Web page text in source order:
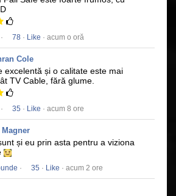
· 78 · Like · acum o oră
Cole
excelentă și o calitate este mai
TV Cable, fără glume.
· 35 · Like · acum 8 ore
Magner
și eu prin asta pentru a viziona
· 35 · Like · acum 2 ore